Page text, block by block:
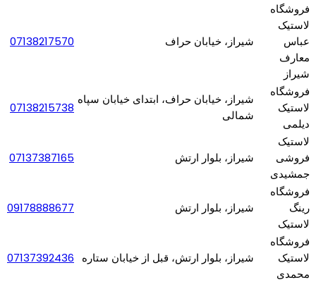
فروشگاه
لاستیک
عباس
معارف
شیراز
شیراز، خیابان حراف 07138217570
فروشگاه
لاستیک
دیلمی
شیراز، خیابان حراف، ابتدای خیابان سپاه
شمالی
07138215738
لاستیک
فروشی
جمشیدی‌
شیراز، بلوار ارتش 07137387165
فروشگاه
رینگ
لاستیک
شیراز، بلوار ارتش 09178888677
فروشگاه
لاستیک
محمدی
شیراز، بلوار ارتش، قبل از خیابان ستاره 07137392436